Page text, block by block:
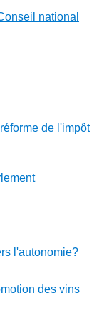
national
de l'impôt
l'autonomie?
des vins